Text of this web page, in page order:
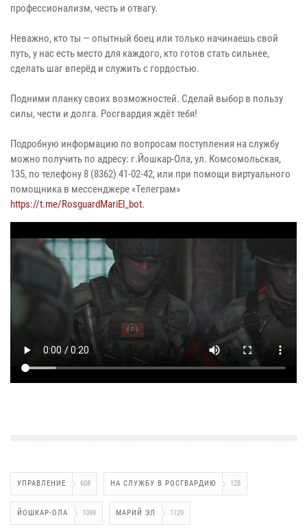
профессионализм, честь и отвагу.
Неважно, кто ты — опытный боец или только начинаешь свой
путь, у нас есть место для каждого, кто готов стать сильнее,
сделать шаг вперёд и служить с гордостью.
Подними планку своих возможностей. Сделай выбор в пользу
силы, чести и долга. Росгвардия ждёт тебя!
Подробную информацию по вопросам поступления на службу
можно получить по адресу: г.Йошкар-Ола, ул. Комсомольская,
135, по телефону 8 (8362) 41-02-42, или при помощи виртуального
помощника в мессенджере «Телеграм»
https://t.me/RosguardMariEl_bot.
УПРАВЛЕНИЕ 608 НА СЛУЖБУ В РОСГВАРДИЮ 128
ЙОШКАР-ОЛА 1099 МАРИЙ ЭЛ 1129